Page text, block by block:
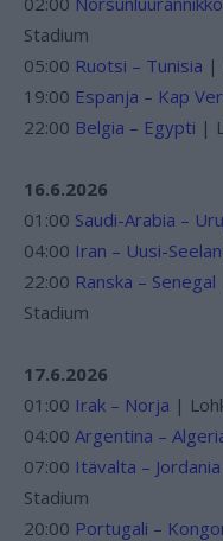
Stadium
05:00 Ruotsi – Tunisia |
19:00 Espanja – Kap
22:00 Belgia – Egypti |
16.6.2026
01:00 Saudi-Arabia –
04:00 Iran – Uusi-
22:00 Ranska – Senegal
Stadium
17.6.2026
01:00 Irak – Norja |
04:00 Argentina –
07:00 Itävalta – Jordania
Stadium
20:00 Portugali –